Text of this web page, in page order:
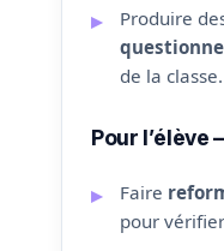
Produire
de la classe.
Pour l’élève
Faire
pour